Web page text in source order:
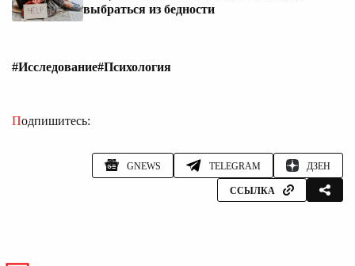
выбраться из бедности
#Исследование#Психология
Подпишитесь:
GNEWS TELEGRAM ДЗЕН
ССЫЛКА